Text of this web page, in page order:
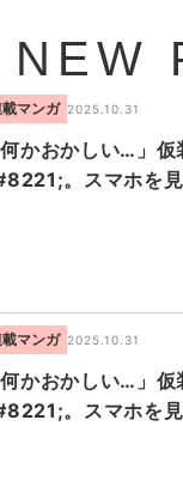
NEW
マンガ 2025.10.31
かおかしい…」
。スマホを
マンガ 2025.10.31
かおかしい…」
。スマホを